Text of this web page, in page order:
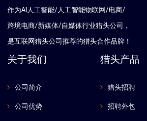
作为AI人工智能/人工智能物联网/电商/
跨境电商/新媒体/自媒体行业猎头公司，
是互联网猎头公司推荐的猎头合作品牌！
关于我们
公司简介
公司优势
猎头产品
猎头招聘
招聘外包